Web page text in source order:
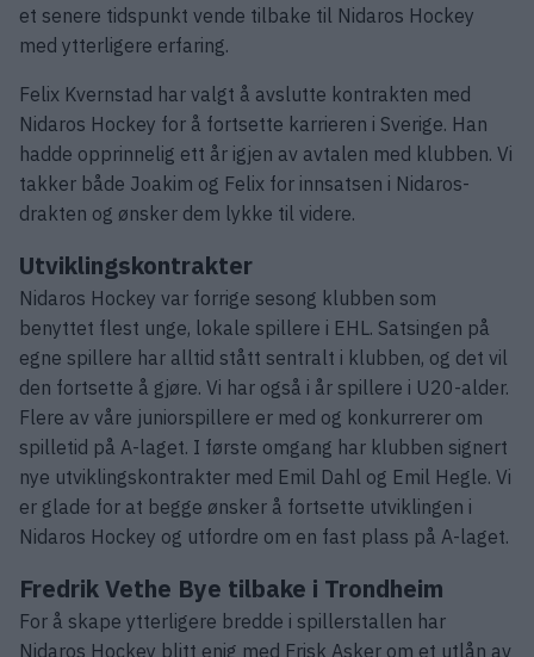
et senere tidspunkt vende tilbake til Nidaros Hockey
med ytterligere erfaring.
Felix Kvernstad har valgt å avslutte kontrakten med
Nidaros Hockey for å fortsette karrieren i Sverige. Han
hadde opprinnelig ett år igjen av avtalen med klubben. Vi
takker både Joakim og Felix for innsatsen i Nidaros-
drakten og ønsker dem lykke til videre.
Utviklingskontrakter
Nidaros Hockey var forrige sesong klubben som
benyttet flest unge, lokale spillere i EHL. Satsingen på
egne spillere har alltid stått sentralt i klubben, og det vil
den fortsette å gjøre. Vi har også i år spillere i U20-alder.
Flere av våre juniorspillere er med og konkurrerer om
spilletid på A-laget. I første omgang har klubben signert
nye utviklingskontrakter med Emil Dahl og Emil Hegle. Vi
er glade for at begge ønsker å fortsette utviklingen i
Nidaros Hockey og utfordre om en fast plass på A-laget.
Fredrik Vethe Bye tilbake i Trondheim
For å skape ytterligere bredde i spillerstallen har
Nidaros Hockey blitt enig med Frisk Asker om et utlån av